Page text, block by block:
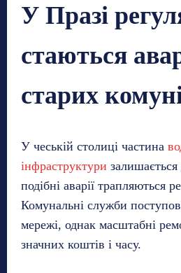
У Празі
стаються
старих
У чеській столиці частина
інфраструктури
подібні аварії трапляються
Комунальні служби
мережі, однак масштабні
значних коштів і часу.